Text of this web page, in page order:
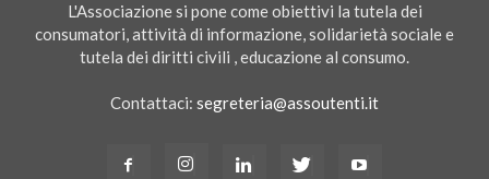
L'Associazione si pone come obiettivi la tutela dei
consumatori, attività di informazione, solidarietà sociale e
tutela dei diritti civili , educazione al consumo.
Contattaci: segreteria@assoutenti.it